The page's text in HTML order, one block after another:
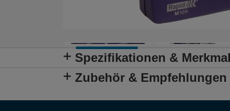
Spezifikationen &
Zubehör & Empfehlungen